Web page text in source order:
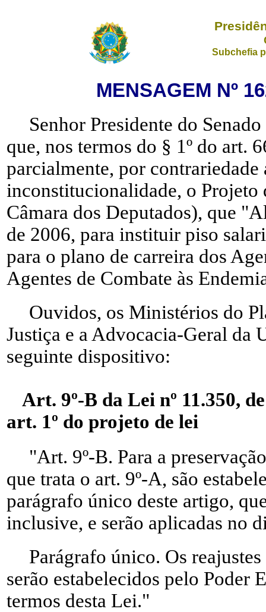
Subchefia
MENSAGEM Nº
Senhor Presidente do
que, nos termos do § 1º do art.
parcialmente, por
inconstitucionalidade, o Projeto
Câmara dos Deputados), que
de 2006, para instituir piso
para o plano de carreira dos
Agentes de Combate às
Ouvidos, os Ministérios do
Justiça e a Advocacia-Geral da
seguinte dispositivo:
Art. 9º-B da Lei nº 11.350,
art. 1º do projeto de lei
"Art. 9º-B. Para a
que trata o art. 9º-A, são
parágrafo único deste artigo,
inclusive, e serão aplicadas no
Parágrafo único. Os
serão estabelecidos pelo Poder
termos desta Lei."